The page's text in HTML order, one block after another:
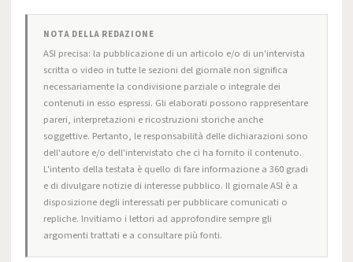
NOTA DELLA REDAZIONE
ASI precisa: la pubblicazione di un articolo e/o di un'intervista
scritta o video in tutte le sezioni del giornale non significa
necessariamente la condivisione parziale o integrale dei
contenuti in esso espressi. Gli elaborati possono rappresentare
pareri, interpretazioni e ricostruzioni storiche anche
soggettive. Pertanto, le responsabilità delle dichiarazioni sono
dell'autore e/o dell'intervistato che ci ha fornito il contenuto.
L'intento della testata è quello di fare informazione a 360 gradi
e di divulgare notizie di interesse pubblico. Il giornale ASI è a
disposizione degli interessati per pubblicare comunicati o
repliche. Invitiamo i lettori ad approfondire sempre gli
argomenti trattati e a consultare più fonti.